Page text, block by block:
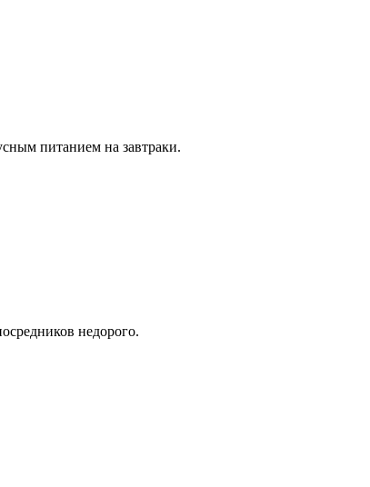
питанием на завтраки.
недорого.